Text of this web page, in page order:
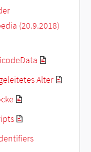
(20.9.2018)
Alter